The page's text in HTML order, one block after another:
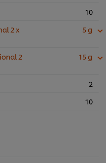
10
2 x
5 g
2
15 g
2
10